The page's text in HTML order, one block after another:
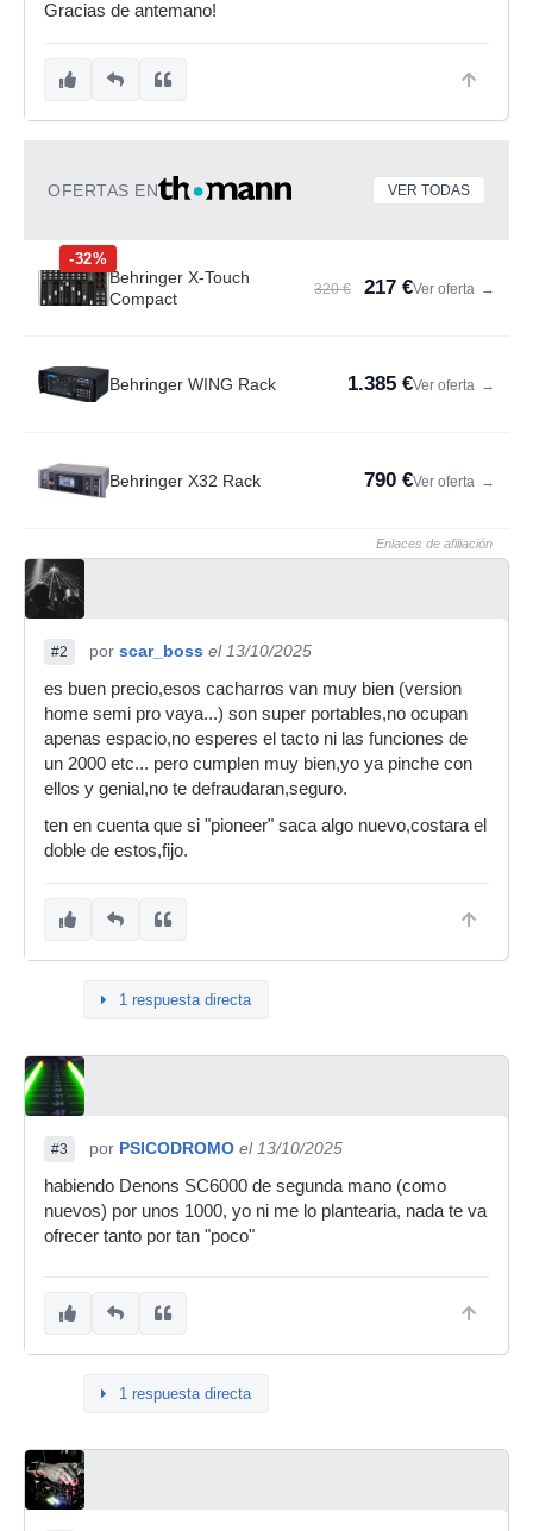
Gracias de antemano!
OFERTAS EN VER TODAS
-32%
Behringer X-Touch
Compact
320 € 217 €Ver oferta →
Behringer WING Rack 1.385 €Ver oferta →
Behringer X32 Rack 790 €Ver oferta →
Enlaces de afiliación
#2 por scar_boss el 13/10/2025
es buen precio,esos cacharros van muy bien (version
home semi pro vaya...) son super portables,no ocupan
apenas espacio,no esperes el tacto ni las funciones de
un 2000 etc... pero cumplen muy bien,yo ya pinche con
ellos y genial,no te defraudaran,seguro.
ten en cuenta que si "pioneer" saca algo nuevo,costara el
doble de estos,fijo.
1 respuesta directa
#3 por PSICODROMO el 13/10/2025
habiendo Denons SC6000 de segunda mano (como
nuevos) por unos 1000, yo ni me lo plantearia, nada te va
ofrecer tanto por tan "poco"
1 respuesta directa